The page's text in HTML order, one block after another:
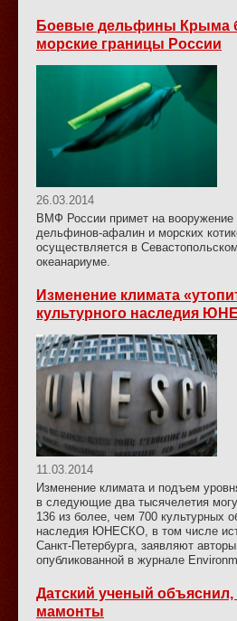
Боевые дельфины Крыма
морские границы России
26.03.2014
ВМФ России примет на вооружение
дельфинов-афалин и морских
осуществляется в
океанариуме.
Изменение климата
культурного наследия
11.03.2014
Изменение климата и подъем
в следующие два тысячелетия
136 из более, чем 700 культурных
наследия ЮНЕСКО, в том числе
Санкт-Петербурга, заявляют авторы
опубликованной в журнале
Датский ученый
мамонты